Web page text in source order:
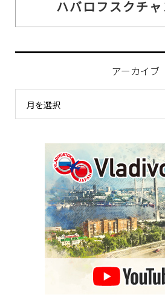
ハバロフスクチ
アーカイブ
月を選択